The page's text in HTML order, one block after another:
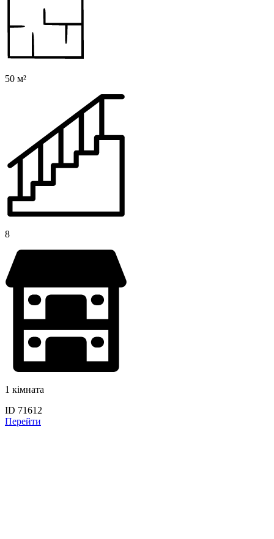
50 м²
8
1 кімната
ID 71612
Перейти